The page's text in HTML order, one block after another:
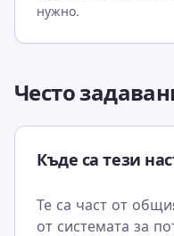
нужно.
Често
Къде са тези
Те са част от
от системата за